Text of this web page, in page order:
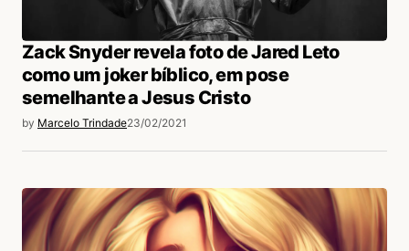
Zack Snyder revela foto de Jared Leto
como um joker bíblico, em pose
semelhante a Jesus Cristo
by Marcelo Trindade23/02/2021